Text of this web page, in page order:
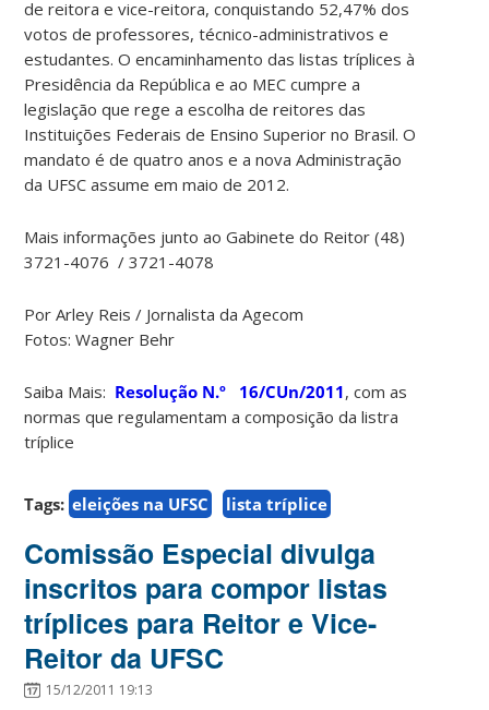
de reitora e vice-reitora, conquistando 52,47% dos
votos de professores, técnico-administrativos e
estudantes. O encaminhamento das listas tríplices à
Presidência da República e ao MEC cumpre a
legislação que rege a escolha de reitores das
Instituições Federais de Ensino Superior no Brasil. O
mandato é de quatro anos e a nova Administração
da UFSC assume em maio de 2012.
Mais informações junto ao Gabinete do Reitor (48)
3721-4076 / 3721-4078
Por Arley Reis / Jornalista da Agecom
Fotos: Wagner Behr
Saiba Mais: Resolução N.º 16/CUn/2011, com as
normas que regulamentam a composição da listra
tríplice
Tags: eleições na UFSC lista tríplice
Comissão Especial divulga
inscritos para compor listas
tríplices para Reitor e Vice-
Reitor da UFSC
15/12/2011 19:13